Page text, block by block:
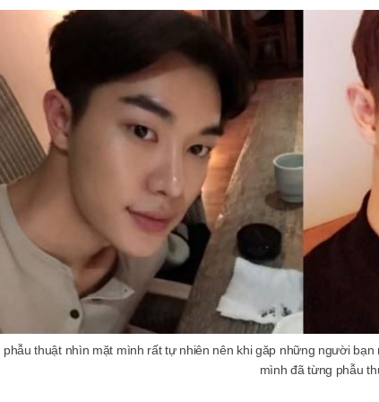
phẫu thuật nhìn mặt mình rất tự nhiên nên khi găp những người
mình đã từng phẫu